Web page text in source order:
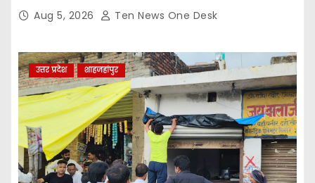
Aug 5, 2026 Ten News One Desk
उत्तर प्रदेश शाहजहांपुर